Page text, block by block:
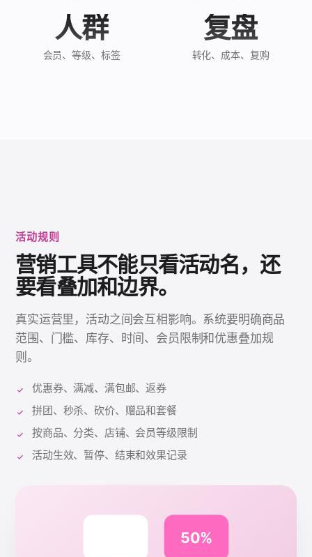
人群
会员、等级、标签
复盘
转化、成本、复购
活动规则
营销工具不能只看活动名，还
要看叠加和边界。
真实运营里，活动之间会互相影响。系统要明确商品
范围、门槛、库存、时间、会员限制和优惠叠加规
则。
优惠券、满减、满包邮、返券
拼团、秒杀、砍价、赠品和套餐
按商品、分类、店铺、会员等级限制
活动生效、暂停、结束和效果记录
50%